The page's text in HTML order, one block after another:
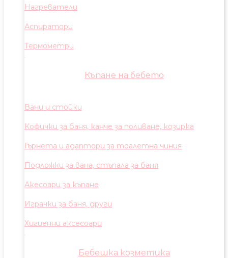
Нагреватели
Аспиратори
Термометри
Къпане на бебето
Вани и стойки
Кофички за баня, канче за поливане, козирка
Гърнета и адаптори за тоалетна чиния
Подложки за вана, стъпала за баня
Акесоари за къпане
Играчки за баня, други
Хигиенни аксесоари
Бебешка козметика